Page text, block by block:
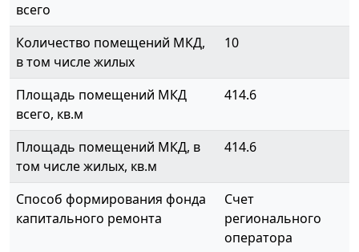
всего
Количество помещений МКД,
в том числе жилых
10
Площадь помещений МКД
всего, кв.м
414.6
Площадь помещений МКД, в
том числе жилых, кв.м
414.6
Способ формирования фонда
капитального ремонта
Счет
регионального
оператора